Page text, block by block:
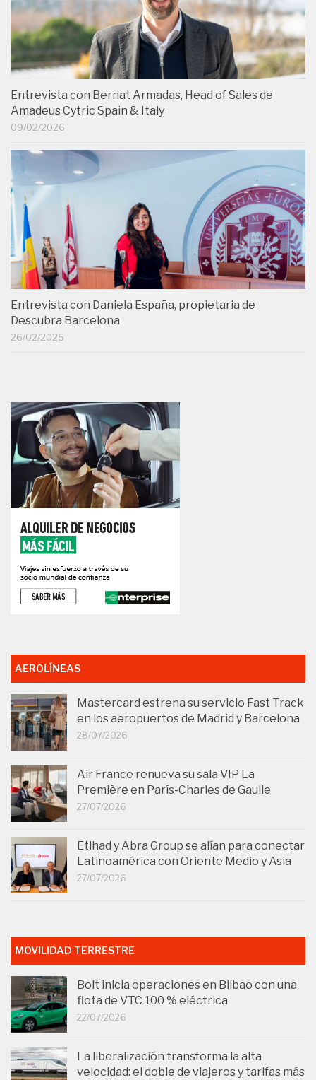
Entrevista con Bernat Armadas, Head of Sales de
Amadeus Cytric Spain & Italy
09/02/2026
Entrevista con Daniela España, propietaria de
Descubra Barcelona
26/02/2025
AEROLÍNEAS
Mastercard estrena su servicio Fast Track
en los aeropuertos de Madrid y Barcelona
28/07/2026
Air France renueva su sala VIP La
Première en París-Charles de Gaulle
27/07/2026
Etihad y Abra Group se alían para conectar
Latinoamérica con Oriente Medio y Asia
27/07/2026
MOVILIDAD TERRESTRE
Bolt inicia operaciones en Bilbao con una
flota de VTC 100 % eléctrica
22/07/2026
La liberalización transforma la alta
velocidad: el doble de viajeros y tarifas más